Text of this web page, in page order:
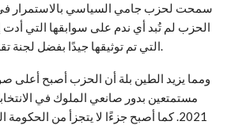
سمحت لحزب جامي السياسي بالاستمرار في
الحزب لم تُبد أي ندم على سوابقها التي أدت
التي تم توثيقها جيدًا بفضل لجنة تقصى الحقائق والمصالحة.
ومما يزيد الطين بلة أن الحزب أصبح أعلى
مستمتعين بدور صانعي الملوك في
2021. كما أصبح جزءًا لا يتجزأ من